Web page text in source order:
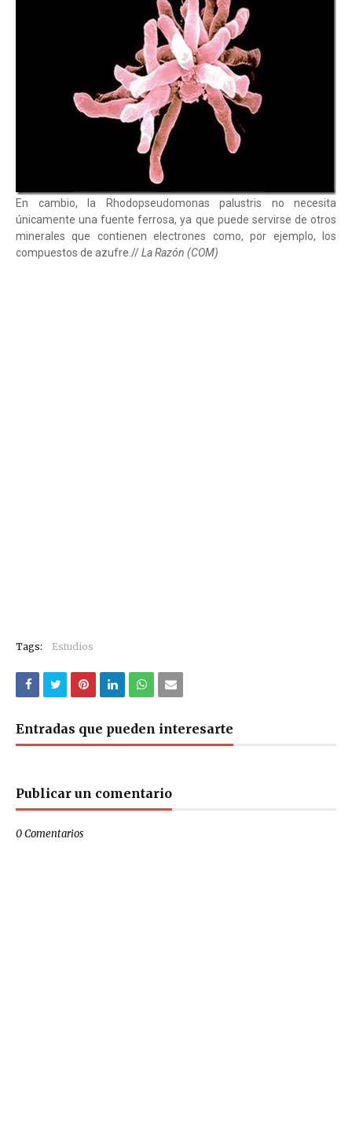
En cambio, la Rhodopseudomonas palustris no necesita
únicamente una fuente ferrosa, ya que puede servirse de otros
minerales que contienen electrones como, por ejemplo, los
compuestos de azufre.//La Razón (COM)
Tags: Estudios
Entradas que pueden interesarte
Publicar un comentario
0 Comentarios